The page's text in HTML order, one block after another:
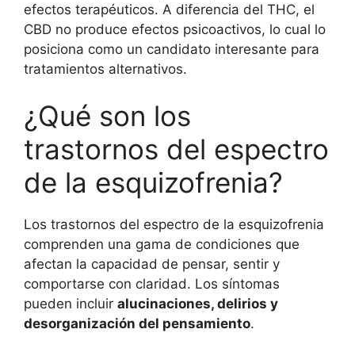
efectos terapéuticos. A diferencia del THC, el
CBD no produce efectos psicoactivos, lo cual lo
posiciona como un candidato interesante para
tratamientos alternativos.
¿Qué son los
trastornos del espectro
de la esquizofrenia?
Los trastornos del espectro de la esquizofrenia
comprenden una gama de condiciones que
afectan la capacidad de pensar, sentir y
comportarse con claridad. Los síntomas
pueden incluir alucinaciones, delirios y
desorganización del pensamiento.